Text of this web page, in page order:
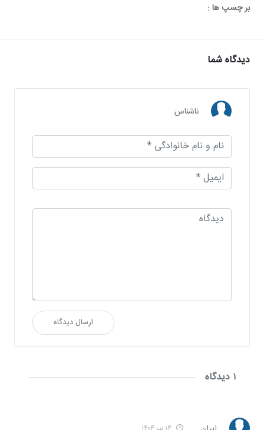
بر چسپ ها :
دیدگاه شما
ناشناس
ارسال دیدگاه
۱ دیدگاه